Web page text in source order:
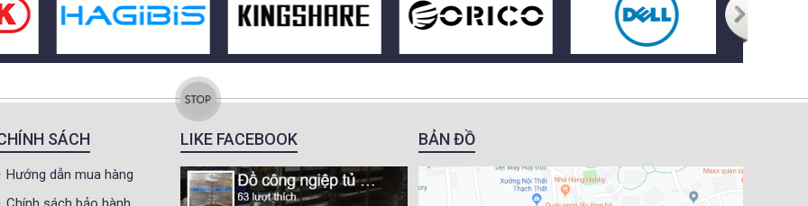
SÁCH
Hướng dẫn mua hàng
LIKE FACEBOOK BẢN ĐỒ